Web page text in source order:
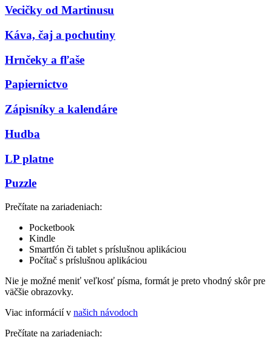
Vecičky od Martinusu
Káva, čaj a pochutiny
Hrnčeky a fľaše
Papiernictvo
Zápisníky a kalendáre
Hudba
LP platne
Puzzle
Prečítate na zariadeniach:
Pocketbook
Kindle
Smartfón či tablet s príslušnou aplikáciou
Počítač s príslušnou aplikáciou
Nie je možné meniť veľkosť písma, formát je preto vhodný skôr pre
väčšie obrazovky.
Viac informácií v našich návodoch
Prečítate na zariadeniach: